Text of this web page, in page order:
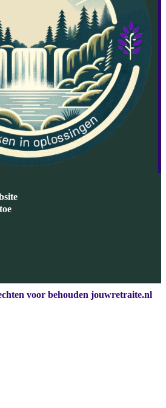
voor behouden jouwretraite.nl